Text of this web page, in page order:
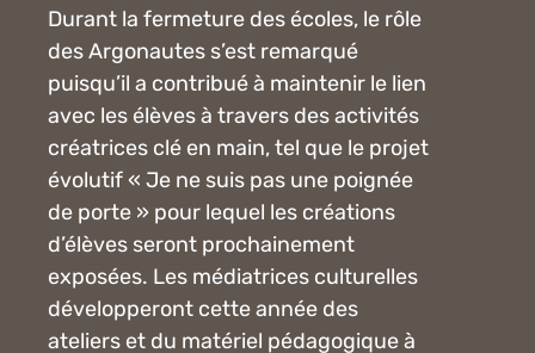
Durant la fermeture des écoles, le rôle
des Argonautes s’est remarqué
puisqu’il a contribué à maintenir le lien
avec les élèves à travers des activités
créatrices clé en main, tel que le projet
évolutif « Je ne suis pas une poignée
de porte » pour lequel les créations
d’élèves seront prochainement
exposées. Les médiatrices culturelles
développeront cette année des
ateliers et du matériel pédagogique à